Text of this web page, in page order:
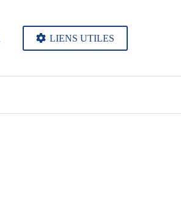
LIENS UTILES